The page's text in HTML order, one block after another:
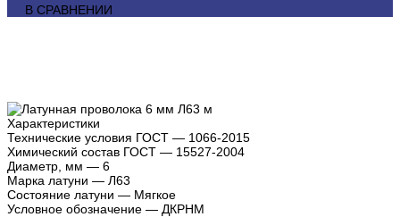
В СРАВНЕНИИ
Характеристики
Технические условия ГОСТ — 1066-2015
Химический состав ГОСТ — 15527-2004
Диаметр, мм — 6
Марка латуни — Л63
Состояние латуни — Мягкое
Условное обозначение — ДКРНМ